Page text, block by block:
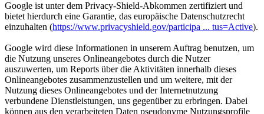
Google ist unter dem Privacy-Shield-Abkommen zertifiziert und
bietet hierdurch eine Garantie, das europäische Datenschutzrecht
einzuhalten (https://www.privacyshield.gov/participa ... tus=Active).
Google wird diese Informationen in unserem Auftrag benutzen, um
die Nutzung unseres Onlineangebotes durch die Nutzer
auszuwerten, um Reports über die Aktivitäten innerhalb dieses
Onlineangebotes zusammenzustellen und um weitere, mit der
Nutzung dieses Onlineangebotes und der Internetnutzung
verbundene Dienstleistungen, uns gegenüber zu erbringen. Dabei
können aus den verarbeiteten Daten pseudonyme Nutzungsprofile